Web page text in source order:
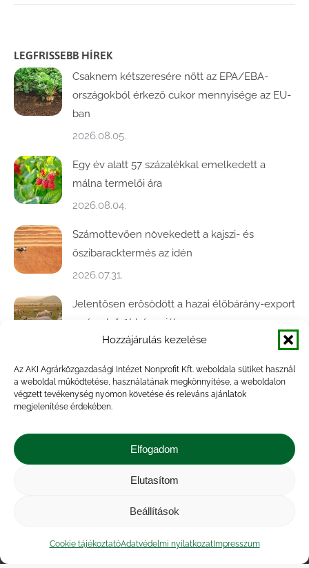
Hozzájárulás kezelése
Az AKI Agrárközgazdasági Intézet Nonprofit Kft. weboldala sütiket használ
a weboldal működtetése, használatának megkönnyítése, a weboldalon
végzett tevékenység nyomon követése és releváns ajánlatok
megjelenítése érdekében.
Elfogadom
Elutasítom
Beállítások
Cookie tájékoztatóAdatvédelmi nyilatkozatImpresszum
LEGFRISSEBB HÍREK
Csaknem kétszeresére nőtt az EPA/EBA-
országokból érkező cukor mennyisége az EU-
ban
2026.08.05.
Egy év alatt 57 százalékkal emelkedett a
málna termelői ára
2026.08.04.
Számottevően növekedett a kajszi- és
őszibaracktermés az idén
2026.07.31.
Jelentősen erősödött a hazai élőbárány-export
az év első öt hónapjában
2026.07.28.
Közel ötödével bővült a baromfivágás
Magyarországon
A végéhez közelít az őszi búza betakarítása
2026.07.21.
Közérdekű adatok
| Adatvédelmi nyilatkozat
|